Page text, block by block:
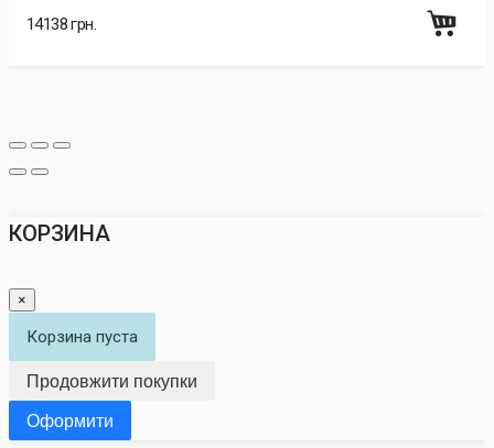
14138 грн.
КОРЗИНА
×
Корзина пуста
Продовжити покупки
Оформити